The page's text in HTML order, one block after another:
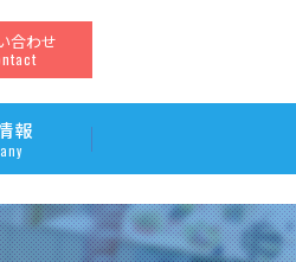
合わせ
機
報